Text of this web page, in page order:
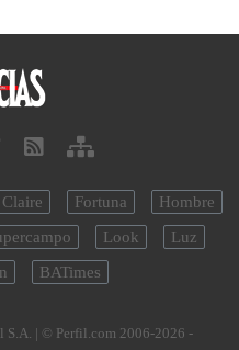
Fortuna
Hombre
Look
Luz
BATimes
| © Perfil.com 2006-2026 -